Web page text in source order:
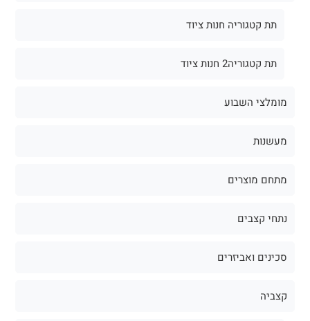
תת קטגוריה חנות ציוד
תת קטגוריה2 חנות ציוד
מומלצי השבוע
מעשנות
מתחם מוצרים
נתחי קצבים
סכינים ואביזרים
קצביה